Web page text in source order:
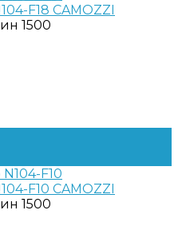
F18 CAMOZZI
1500
F10 CAMOZZI
1500